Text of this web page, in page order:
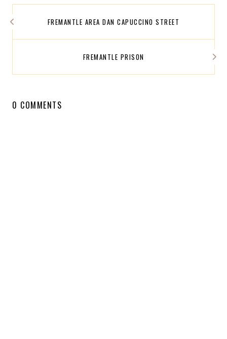
FREMANTLE AREA DAN CAPUCCINO STREET
FREMANTLE PRISON
0 COMMENTS